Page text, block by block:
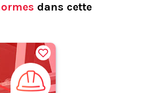
dans cette